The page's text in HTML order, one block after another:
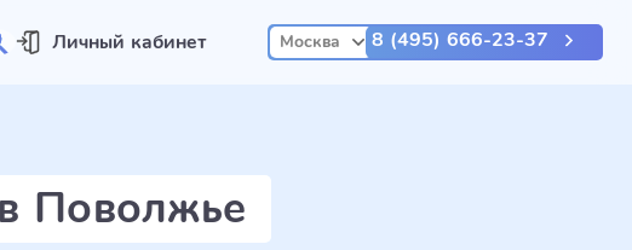
Личный кабинет Москва 8 (495) 666-23-37
Поволжье